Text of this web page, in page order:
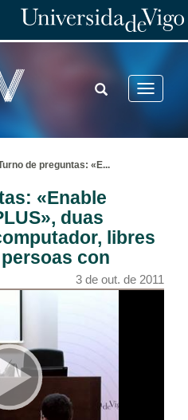
Toggle
TOGGLE
SEARCH
de preguntas: «E...
«Enable
duas
libres
con
3 de out. de 2011